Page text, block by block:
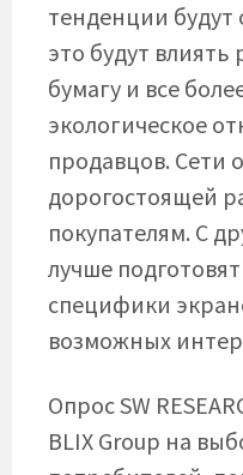
тенденции
это будут
бумагу и все
экологическое
продавцов. Сети
дорогостоящей
покупателям. С
лучше
специфики
возможных
Опрос SW
BLIX Group на